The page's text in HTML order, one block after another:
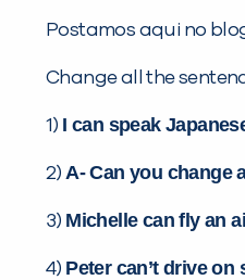
Postamos aqui no
Change all the
1) I can speak
2)A- Can you change
3) Michelle can fly an
4) Peter can’t drive on